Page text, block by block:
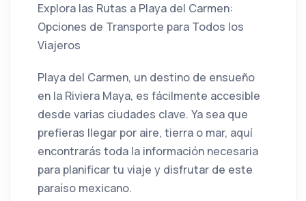
Explora las Rutas a Playa del Carmen:
Opciones de Transporte para Todos los
Viajeros
Playa del Carmen, un destino de ensueño
en la Riviera Maya, es fácilmente accesible
desde varias ciudades clave. Ya sea que
prefieras llegar por aire, tierra o mar, aquí
encontrarás toda la información necesaria
para planificar tu viaje y disfrutar de este
paraíso mexicano.